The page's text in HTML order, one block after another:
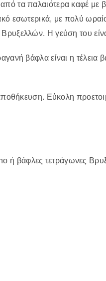
τα παλαιότερα καφέ με
εσωτερικά, με πολύ
Η γεύση του
βάφλα είναι η τέλεια
Εύκολη
ή βάφλες τετράγωνες